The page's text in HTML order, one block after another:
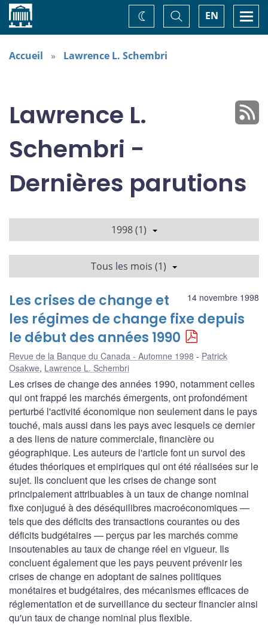
Accueil EN
Basculer
la
recherche
Changez
de
thème
Accueil Lawrence L. Schembri
Lawrence L.
Schembri -
Dernières parutions
1998 (1)
Tous les mois (1)
14 novembre 1998
Les crises de change et
les régimes de change fixe depuis
le début des années 1990
Revue de la Banque du Canada - Automne 1998
Patrick
Osakwe, Lawrence L. Schembri
Les crises de change des années 1990, notamment celles
qui ont frappé les marchés émergents, ont profondément
perturbé l'activité économique non seulement dans le pays
touché, mais aussi dans les pays avec lesquels ce dernier
a des liens de nature commerciale, financière ou
géographique. Les auteurs de l'article font un survol des
études théoriques et empiriques qui ont été réalisées sur le
sujet. Ils concluent que les crises de change sont
principalement attribuables à un taux de change nominal
fixe conjugué à des déséquilibres macroéconomiques —
tels que des déficits des transactions courantes ou des
déficits budgétaires — perçus par les marchés comme
insoutenables au taux de change réel en vigueur. Ils
concluent également que les pays peuvent prévenir les
crises de change en adoptant de saines politiques
monétaires et budgétaires, des mécanismes efficaces de
réglementation et de surveillance du secteur financier ainsi
qu'un taux de change nominal plus flexible.